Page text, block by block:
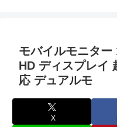
モバイルモニタ
HD ディスプレイ
応 デュアルモ
X